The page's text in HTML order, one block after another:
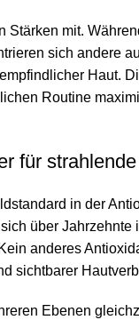
Stärken mit.
sich andere
Haut.
Routine
für
in der
über Jahrzehnte
anderes
sichtbarer
Ebenen